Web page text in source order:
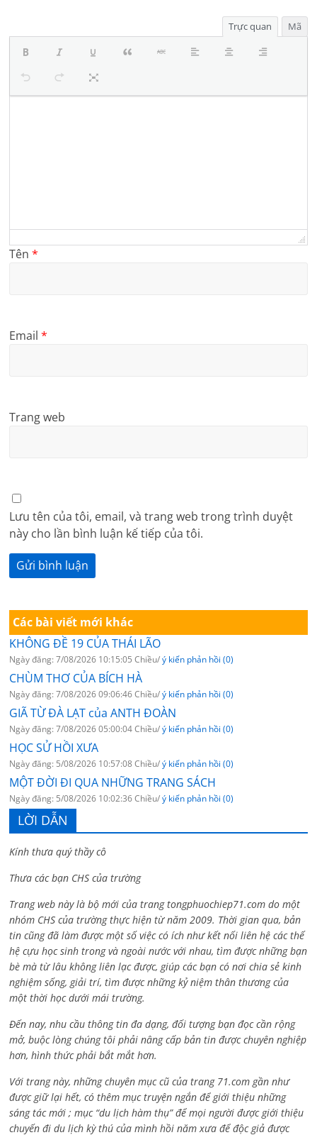
Trực quan Mã
Tên*
Email*
Trang web
Lưu tên của tôi, email, và trang web trong trình duyệt
này cho lần bình luận kế tiếp của tôi.
Các bài viết mới khác
KHÔNG ĐỀ 19 CỦA THÁI LÃO
Ngày đăng: 7/08/2026 10:15:05 Chiều/ý kiến phản hồi (0)
CHÙM THƠ CỦA BÍCH HÀ
Ngày đăng: 7/08/2026 09:06:46 Chiều/ý kiến phản hồi (0)
GIÃ TỪ ĐÀ LẠT của ANTH ĐOÀN
Ngày đăng: 7/08/2026 05:00:04 Chiều/ý kiến phản hồi (0)
HỌC SỬ HỒI XƯA
Ngày đăng: 5/08/2026 10:57:08 Chiều/ý kiến phản hồi (0)
MỘT ĐỜI ĐI QUA NHỮNG TRANG SÁCH
Ngày đăng: 5/08/2026 10:02:36 Chiều/ý kiến phản hồi (0)
LỜI DẪN
Kính thưa quý thầy cô
Thưa các bạn CHS của trường
Trang web này là bộ mới của trang tongphuochiep71.com do một
nhóm CHS của trường thực hiện từ năm 2009. Thời gian qua, bản
tin cũng đã làm được một số việc có ích như kết nối liên hệ các thế
hệ cựu học sinh trong và ngoài nước với nhau, tìm được những bạn
bè mà từ lâu không liên lạc được, giúp các bạn có nơi chia sẻ kinh
nghiệm sống, giải trí, tìm được những kỷ niệm thân thương của
một thời học dưới mái trường.
Đến nay, nhu cầu thông tin đa dạng, đối tượng bạn đọc cần rộng
mở, buộc lòng chúng tôi phải nâng cấp bản tin được chuyên nghiệp
hơn, hình thức phải bắt mắt hơn.
Với trang này, những chuyên mục cũ của trang 71.com gần như
được giữ lại hết, có thêm mục truyện ngắn để giới thiệu những
sáng tác mới ; mục “du lịch hàm thụ” để mọi người được giới thiệu
chuyến đi du lịch kỳ thú của mình hồi năm xưa để độc giả được